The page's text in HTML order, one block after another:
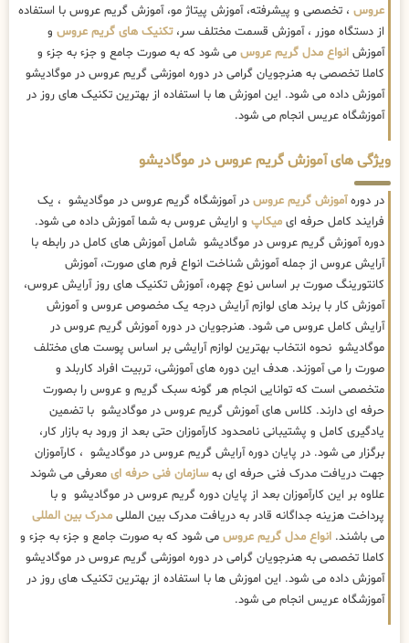
عروس ، تخصصی و پیشرفته، آموزش پیتاژ مو، آموزش گریم عروس با استفاده
از دستگاه موزر ، آموزش قسمت مختلف سر،تکنیک های گریم عروس و
آموزش انواع مدل گریم عروس می شود که به صورت جامع و جزء به جزء و
کاملا تخصصی به هنرجویان گرامی در دوره اموزشی گریم عروس در موگادیشو
آموزش داده می شود. این اموزش ها با استفاده از بهترین تکنیک های روز در
آموزشگاه عریس انجام می شود.
ویژگی های آموزش گریم عروس در موگادیشو
در دورهآموزش گریم عروس در آموزشگاه گریم عروس در موگادیشو ، یک
فرایند کامل حرفه ای میکاپ و ارایش عروس به شما آموزش داده می شود.
دوره آموزش گریم عروس در موگادیشو شامل آموزش های کامل در رابطه با
آرایش عروس از جمله آموزش شناخت انواع فرم های صورت، آموزش
کانتورینگ صورت بر اساس نوع چهره، آموزش تکنیک های روز آرایش عروس،
آموزش کار با برند های لوازم آرایش درجه یک مخصوص عروس و آموزش
آرایش کامل عروس می شود. هنرجویان در دوره آموزش گریم عروس در
موگادیشو نحوه انتخاب بهترین لوازم آرایشی بر اساس پوست های مختلف
صورت را می آموزند. هدف این دوره های آموزشی، تربیت افراد کاربلد و
متخصصی است که توانایی انجام هر گونه سبک گریم و عروس را بصورت
حرفه ای دارند. کلاس های آموزش گریم عروس در موگادیشو با تضمین
یادگیری کامل و پشتیبانی نامحدود کارآموزان حتی بعد از ورود به بازار کار،
برگزار می شود. در پایان دوره آرایش گریم عروس در موگادیشو ، کارآموزان
جهت دریافت مدرک فنی حرفه ای بهسازمان فنی حرفه ای معرفی می شوند
علاوه بر این کارآموزان بعد از پایان دوره گریم عروس در موگادیشو و با
پرداخت هزینه جداگانه قادر به دریافت مدرک بین المللی مدرک بین المللی
می باشند. انواع مدل گریم عروس می شود که به صورت جامع و جزء به جزء و
کاملا تخصصی به هنرجویان گرامی در دوره اموزشی گریم عروس در موگادیشو
آموزش داده می شود. این اموزش ها با استفاده از بهترین تکنیک های روز در
آموزشگاه عریس انجام می شود.